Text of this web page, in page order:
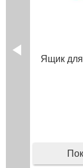
Ящик для